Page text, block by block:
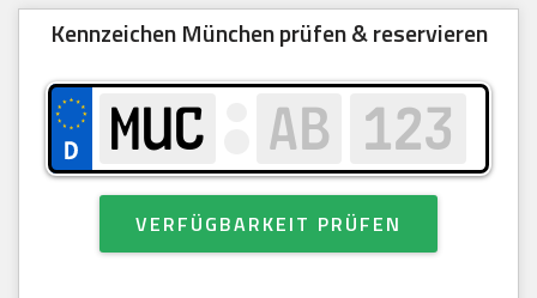
Kennzeichen München prüfen & reservieren
VERFÜGBARKEIT PRÜFEN